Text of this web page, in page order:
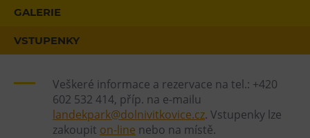
Fajna Dilna
Prohlídky
Dolní Vítkovice
GALERIE
VSTUPENKY
Veškeré informace a rezervace na tel.: +420
602 532 414, příp. na e-mailu
landekpark@dolnivitkovice.cz. Vstupenky lze
zakoupit on-line nebo na místě.